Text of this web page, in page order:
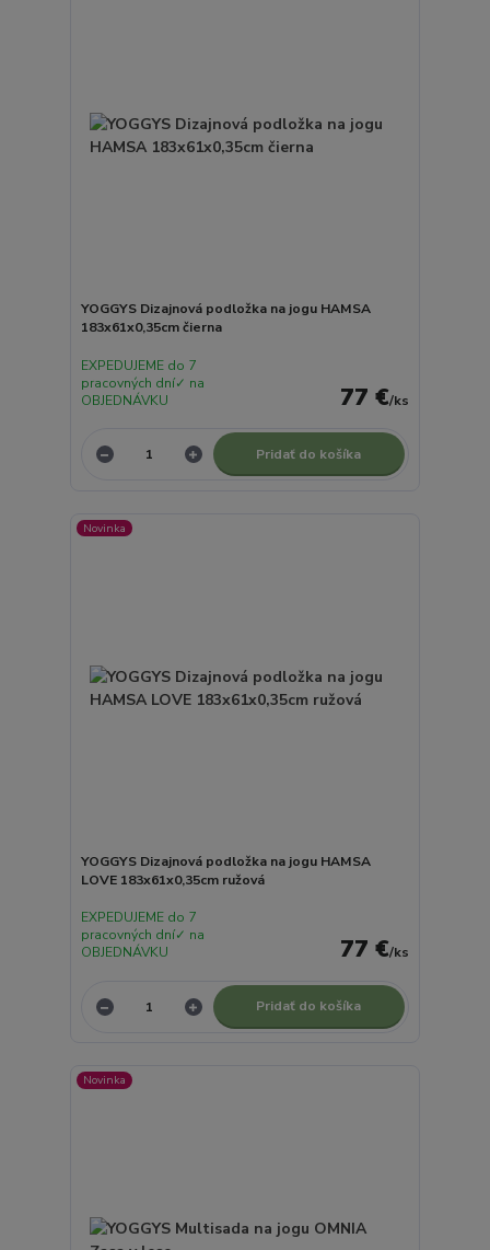
YOGGYS Dizajnová podložka na jogu HAMSA
183x61x0,35cm čierna
77 €/ks
EXPEDUJEME do 7
pracovných dní✓ na
OBJEDNÁVKU
Pridať do košíka
Novinka
YOGGYS Dizajnová podložka na jogu HAMSA
LOVE 183x61x0,35cm ružová
77 €/ks
EXPEDUJEME do 7
pracovných dní✓ na
OBJEDNÁVKU
Pridať do košíka
Novinka